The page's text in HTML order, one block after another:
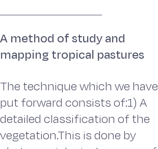
A method of study and
mapping tropical pastures
The technique which we have
put forward consists of:1) A
detailed classification of the
vegetation.This is done by